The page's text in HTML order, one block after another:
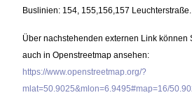
Buslinien: 154, 155,156,157 Leuchterstraße.
Über nachstehenden externen Link können
auch in Openstreetmap ansehen:
https://www.openstreetmap.org/?
mlat=50.9025&mlon=6.9495#map=16/